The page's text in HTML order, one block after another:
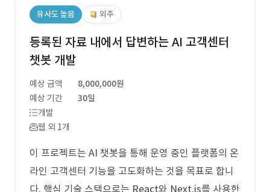
유사도 높음 외주
등록된 자료 내에서 답변하는 AI 고객센터
챗봇 개발
예상 금액
8,000,000원
예상 기간
30일
개발
웹 외 1개
이 프로젝트는 AI 챗봇을 통해 운영 중인 플랫폼의 온
라인 고객센터 기능을 고도화하는 것을 목표로 합니
다. 핵심 기술 스택으로는 React와 Next.js를 사용한